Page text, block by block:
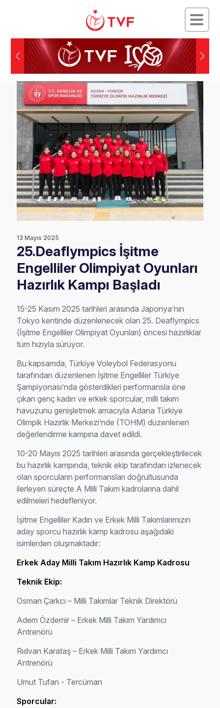
13 Mayıs 2025
25.Deaflympics İşitme
Engelliler Olimpiyat Oyunları
Hazırlık Kampı Başladı
15-25 Kasım 2025 tarihleri arasında Japonya’nın
Tokyo kentinde düzenlenecek olan 25. Deaflympics
(İşitme Engelliler Olimpiyat Oyunları) öncesi hazırlıklar
tüm hızıyla sürüyor.
Bu kapsamda, Türkiye Voleybol Federasyonu
tarafından düzenlenen İşitme Engelliler Türkiye
Şampiyonası’nda gösterdikleri performansla öne
çıkan genç kadın ve erkek sporcular, milli takım
havuzunu genişletmek amacıyla Adana Türkiye
Olimpik Hazırlık Merkezi’nde (TOHM) düzenlenen
değerlendirme kampına davet edildi.
10-20 Mayıs 2025 tarihleri arasında gerçekleştirilecek
bu hazırlık kampında, teknik ekip tarafından izlenecek
olan sporcuların performansları doğrultusunda
ilerleyen süreçte A Milli Takım kadrolarına dahil
edilmeleri hedefleniyor.
İşitme Engelliler Kadın ve Erkek Milli Takımlarımızın
aday sporcu hazırlık kamp kadrosu aşağıdaki
isimlerden oluşmaktadır:
Erkek Aday Milli Takım Hazırlık Kamp Kadrosu
Teknik Ekip:
Osman Çarkcı – Milli Takımlar Teknik Direktörü
Adem Özdemir – Erkek Milli Takım Yardımcı
Antrenörü
Rıdvan Karataş – Erkek Milli Takım Yardımcı
Antrenörü
Umut Tufan - Tercüman
Sporcular: